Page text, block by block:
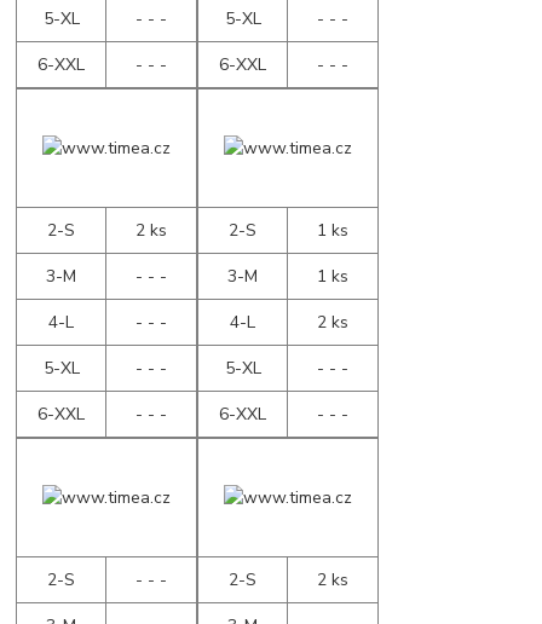
5-XL
- - -
6-XXL
- - -
5-XL
- - -
6-XXL
- - -
2-S
2 ks
3-M
- - -
4-L
- - -
5-XL
- - -
6-XXL
- - -
2-S
1 ks
3-M
1 ks
4-L
2 ks
5-XL
- - -
6-XXL
- - -
2-S
- - -
2-S
2 ks